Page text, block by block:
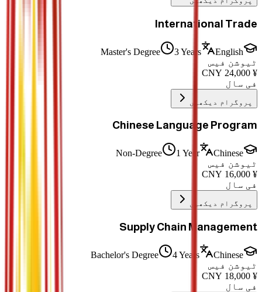
International Trade
Master's Degree 3 Years
English
ٹیوشن فیس
¥
24,000
فی سال
پروگرام دیکھیں
Chinese Language Program
Non-Degree 1 Year
Chinese
ٹیوشن فیس
¥
16,000
فی سال
پروگرام دیکھیں
Supply Chain Management
Bachelor's Degree 4 Years
Chinese
ٹیوشن فیس
¥
18,000
فی سال